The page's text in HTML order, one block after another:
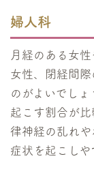
婦人科
月経のある女
女性、閉経間
のがよいでし
起こす割合が
律神経の乱れや
症状を起こしや